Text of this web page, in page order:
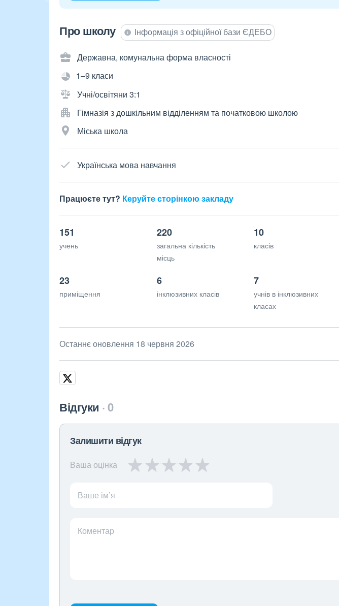
Про школу Інформація з офіційної бази ЄДЕБО
Державна, комунальна форма власності
1–9 класи
Учні/освітяни 3:1
Гімназія з дошкільним відділенням та початковою школою
Міська школа
Українська мова навчання
Працюєте тут? Керуйте сторінкою закладу
151
учень
220
загальна кількість
місць
10
класів
23
приміщення
6
інклюзивних класів
7
учнів в інклюзивних
класах
Останнє оновлення 18 червня 2026
Відгуки 0
Залишити відгук
Ваша оцінка
Ваше ім’я
Коментар